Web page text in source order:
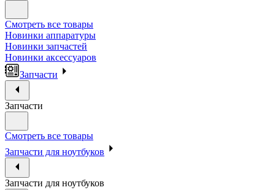
Смотреть все товары
Новинки аппаратуры
Новинки запчастей
Новинки аксессуаров
Запчасти
Запчасти
Смотреть все товары
Запчасти для ноутбуков
Запчасти для ноутбуков